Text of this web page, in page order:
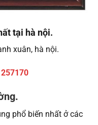
tại hà nội.
xuân, hà nội.
phổ biến nhất ở các